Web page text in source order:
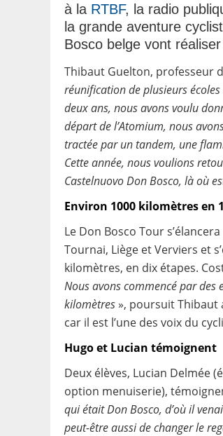
à la RTBF, la radio
la grande aventure
Bosco belge vont
Thibaut Guelton, professeur
réunification de plusieurs
deux ans, nous avons voulu
départ de l’Atomium, nous
tractée par un tandem, une
Cette année, nous voulions
Castelnuovo Don Bosco, là où
Environ 1000 kilomètres en
Le Don Bosco Tour
Tournai, Liège et Verviers et
kilomètres, en dix étapes.
Nous avons commencé par
kilomètres», poursuit Thibaut
car il est l’une des voix du
Hugo et Lucian témoignent
Deux élèves, Lucian Delmée
option menuiserie),
qui était Don Bosco, d’où il
peut-être aussi de changer le